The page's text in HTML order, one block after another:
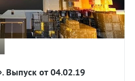
Выпуск от 04.02.19